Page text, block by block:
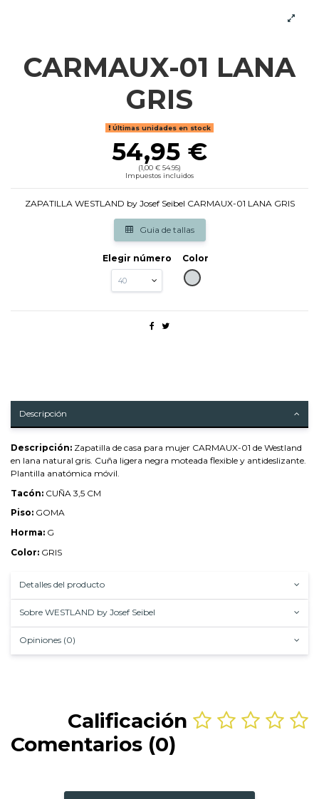
CARMAUX-01 LANA
GRIS
Últimas unidades en stock
54,95 €
(1,00 € 54.95)
Impuestos incluidos
ZAPATILLA WESTLAND by Josef Seibel CARMAUX-01 LANA GRIS
Guia de tallas
Elegir número
Color
GRIS
Descripción
Descripción: Zapatilla de casa para mujer CARMAUX-01 de Westland
en lana natural gris. Cuña ligera negra moteada flexible y antideslizante.
Plantilla anatómica móvil.
Tacón: CUÑA 3,5 CM
Piso: GOMA
Horma: G
Color: GRIS
Detalles del producto
Sobre WESTLAND by Josef Seibel
Opiniones (0)
Calificación
Comentarios (0)